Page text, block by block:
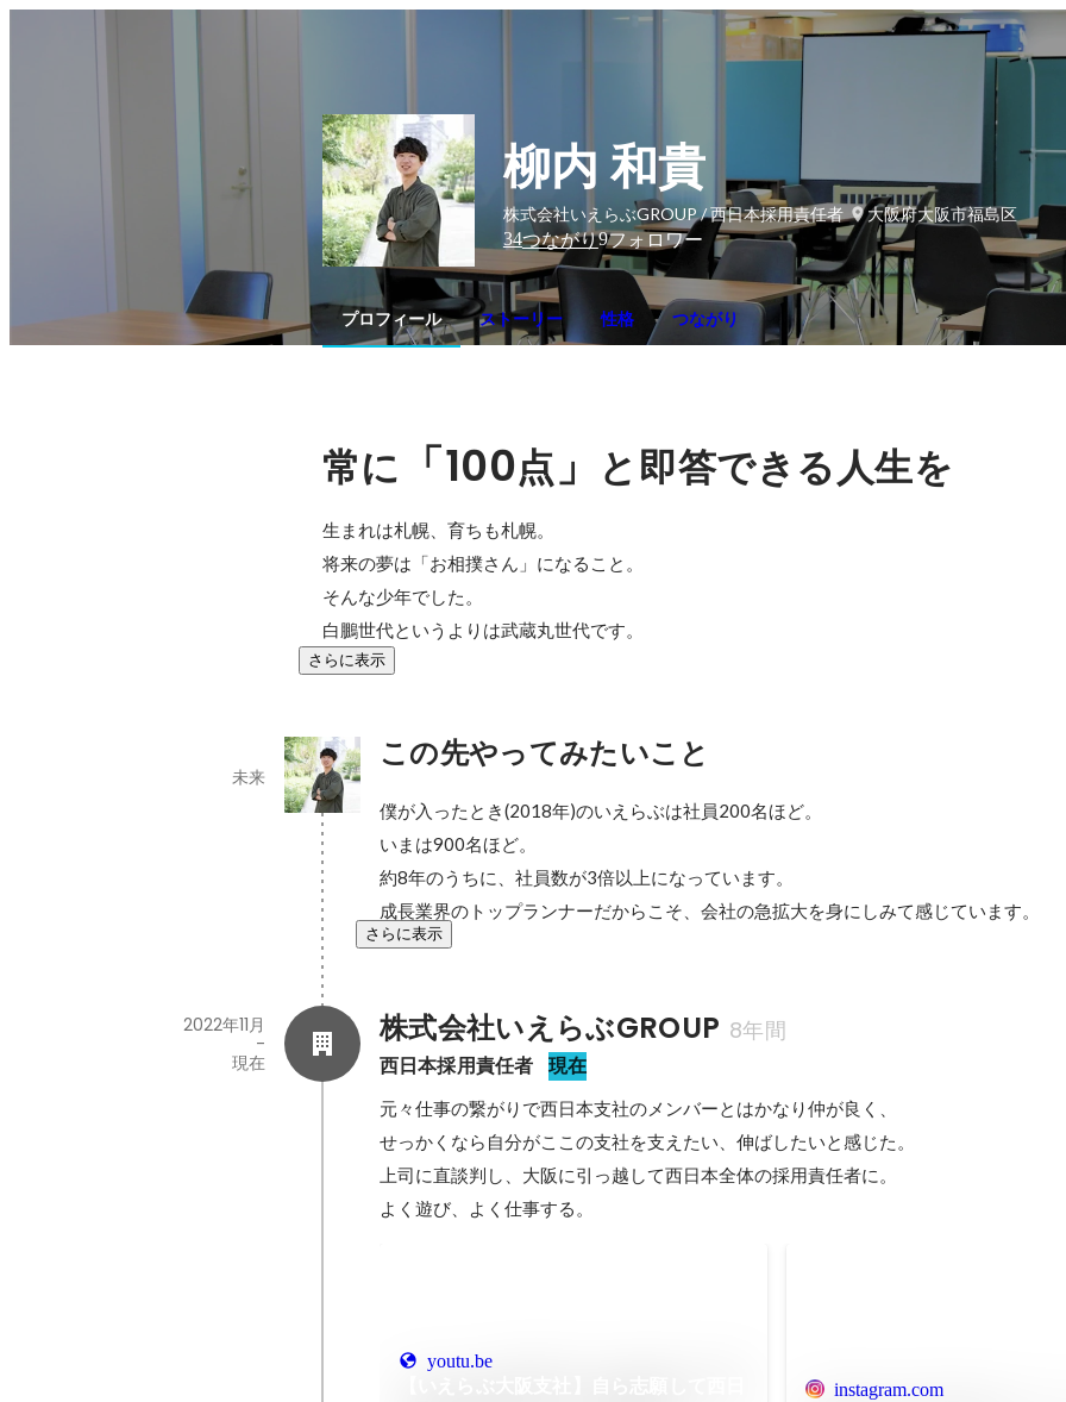
柳内 和貴
株式会社いえらぶGROUP / 西日本採用責任者
大阪府大阪市福島区
34つながり9フォロワー
プロフィール ストーリー 性格 つながり
常に 「100点」 と即答できる人生を
生まれは札幌、育ちも札幌。
将来の夢は「お相撲さん」になること。
そんな少年でした。
白鵬世代というよりは武蔵丸世代です。
さらに表示
この先やってみたいこと
未来
僕が入ったとき(2018年)のいえらぶは社員200名ほど。
いまは900名ほど。
約8年のうちに、社員数が3倍以上になっています。
成長業界のトップランナーだからこそ、会社の急拡大を身にしみて感じています。
さらに表示
株式会社いえらぶGROUP 8年間
西日本採用責任者 現在
2022年11月
-
現在
元々仕事の繋がりで西日本支社のメンバーとはかなり仲が良く、
せっかくなら自分がここの支社を支えたい、伸ばしたいと感じた。
上司に直談判し、大阪に引っ越して西日本全体の採用責任者に。
よく遊び、よく仕事する。
youtu.be
instagram.com